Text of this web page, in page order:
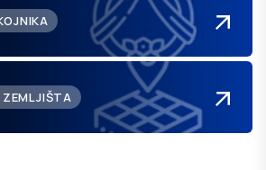
ZEMLJIŠTA